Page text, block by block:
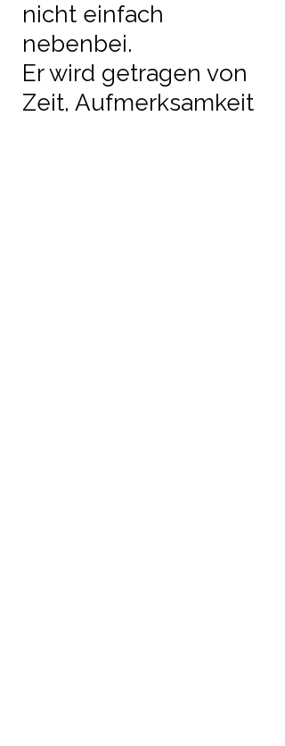
nicht einfach
nebenbei.
Er wird getragen von
Zeit, Aufmerksamkeit